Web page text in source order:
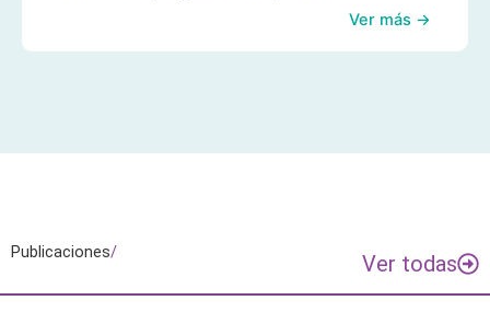
Ver más →
Publicaciones/ Ver todas